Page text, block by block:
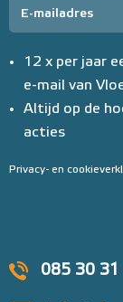
085 30
12 x per jaar
e-mail van
Altijd op de
acties
Privacy- en